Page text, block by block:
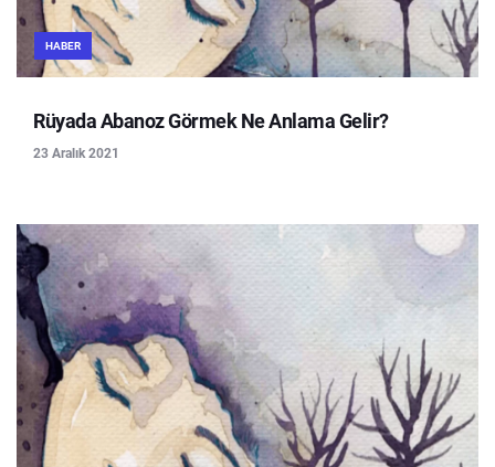
HABER
Rüyada Abanoz Görmek Ne Anlama Gelir?
23 Aralık 2021